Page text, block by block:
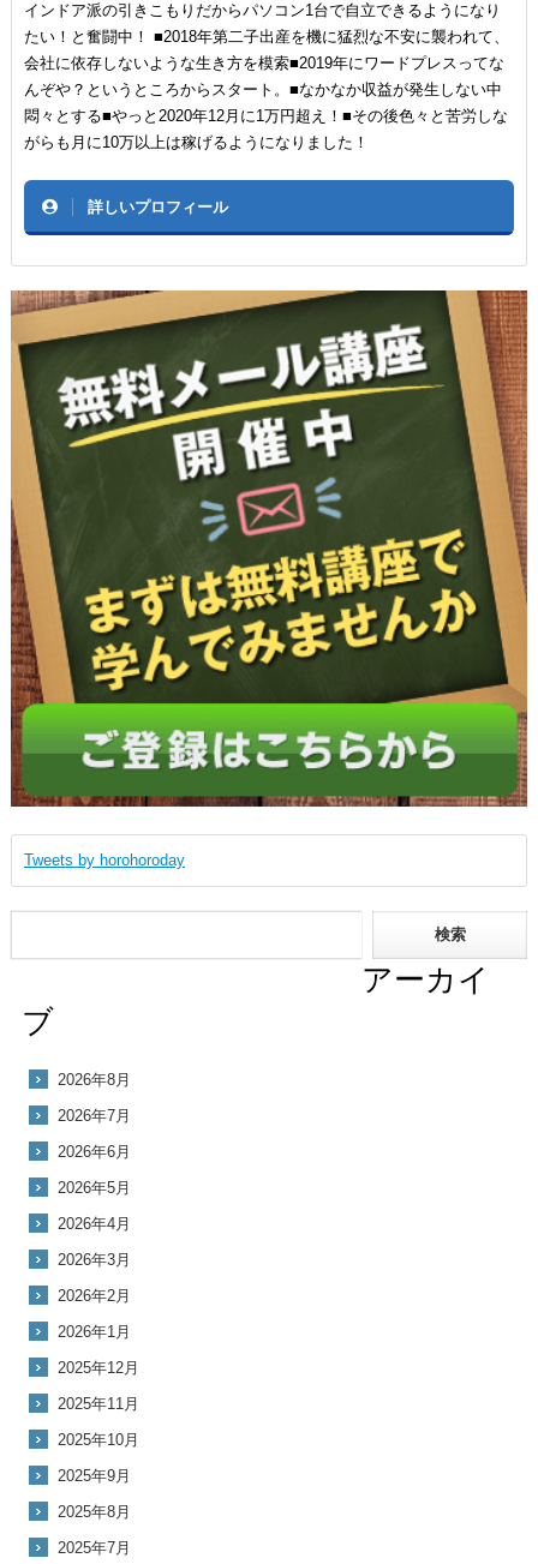
インドア派の引きこもりだからパソコン1台で自立できるようになり
たい！と奮闘中！ ■2018年第二子出産を機に猛烈な不安に襲われて、
会社に依存しないような生き方を模索■2019年にワードプレスってな
んぞや？というところからスタート。■なかなか収益が発生しない中
悶々とする■やっと2020年12月に1万円超え！■その後色々と苦労しな
がらも月に10万以上は稼げるようになりました！
詳しいプロフィール
Tweets by horohoroday
アーカイ
ブ
2026年8月
2026年7月
2026年6月
2026年5月
2026年4月
2026年3月
2026年2月
2026年1月
2025年12月
2025年11月
2025年10月
2025年9月
2025年8月
2025年7月